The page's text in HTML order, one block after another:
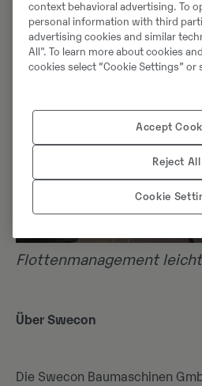
Flottenmanagement
Über Swecon
Die Swecon Baumaschinen
context behavioral advertising. To
personal information with third
advertising cookies and similar
All". To learn more about cookies
cookies select “Cookie Settings” or
Accept
Reject All
Cookie